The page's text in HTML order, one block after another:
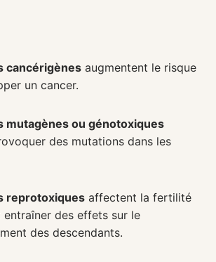
cancérigènes augmentent le risque
un cancer.
mutagènes ou génotoxiques
des mutations dans les
reprotoxiques affectent la fertilité
entraîner des effets sur le
des descendants.